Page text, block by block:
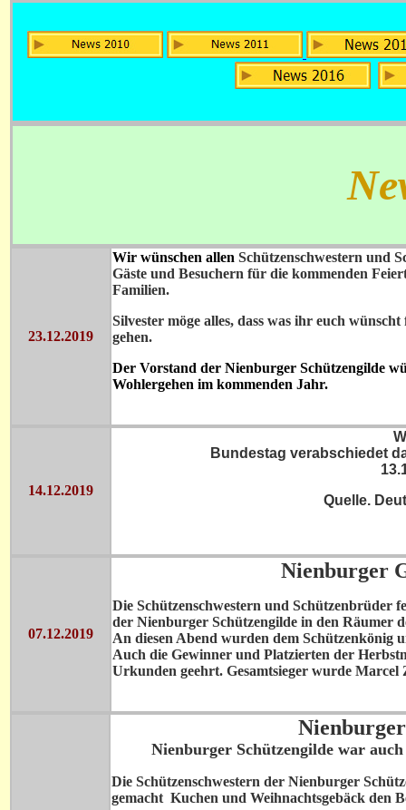
23.12.2019
Wir wünschen allen Schützenschwestern und
Gäste und Besuchern für die kommenden
Familien.
Silvester möge alles, dass was ihr euch
gehen.
Der Vorstand der Nienburger Schützengilde
Wohlergehen im kommenden Jahr.
14.12.2019
Bundestag verabschiedet
Quelle.
07.12.2019
Nienburger
Die Schützenschwestern und Schützenbrüder
der Nienburger Schützengilde in den Räumer
An diesen Abend wurden dem Schützenkönig
Auch die Gewinner und Platzierten der
Urkunden geehrt. Gesamtsieger wurde Marcel
Nienburger Schützengilde war
Die Schützenschwestern der Nienburger
gemacht Kuchen und Weihnachtsgebäck den